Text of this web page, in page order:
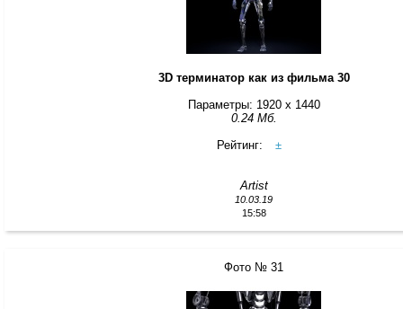
3D терминатор как из фильма 30
Параметры: 1920 x 1440
0.24 Мб.
Рейтинг:
±
Artist
10.03.19
15:58
Фото № 31